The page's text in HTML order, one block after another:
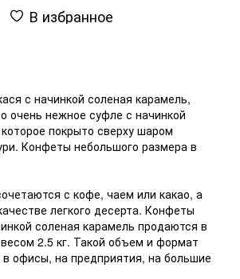
В избранное
с начинкой соленая карамель,
очень нежное суфле с начинкой
покрыто сверху шаром
Конфеты небольшого размера в
с кофе, чаем или какао, а
легкого десерта. Конфеты
соленая карамель продаются в
2.5 кг. Такой объем и формат
в офисы, на предприятия, на большие